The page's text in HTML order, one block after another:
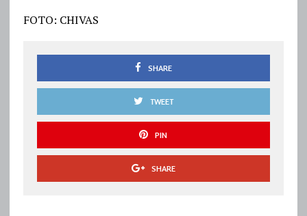
FOTO: CHIVAS
SHARE
TWEET
PIN
SHARE